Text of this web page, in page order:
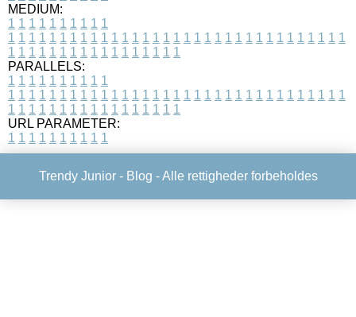
MEDIUM:
1 1 1 1 1 1 1 1 1 1
1 1 1 1 1 1 1 1 1 1 1 1 1 1 1 1 1 1 1 1 1 1 1 1 1 1 1 1 1 1 1 1 1
1 1 1 1 1 1 1 1 1 1 1 1 1 1 1 1 1
PARALLELS:
1 1 1 1 1 1 1 1 1 1
1 1 1 1 1 1 1 1 1 1 1 1 1 1 1 1 1 1 1 1 1 1 1 1 1 1 1 1 1 1 1 1 1
1 1 1 1 1 1 1 1 1 1 1 1 1 1 1 1 1
URL PARAMETER:
1 1 1 1 1 1 1 1 1 1
Trendy Junior - Blog - Alle rettigheder forbeholdes